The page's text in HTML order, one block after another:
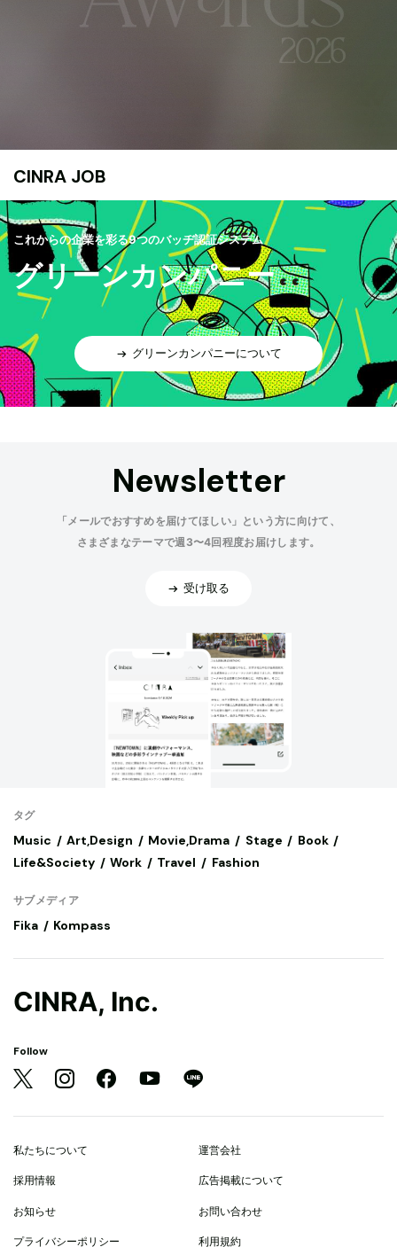
CINRA JOB
これからの企業を彩る9つのバッヂ認証システム
グリーンカンパニー
グリーンカンパニーについて
Newsletter
「メールでおすすめを届けてほしい」という方に向けて、
さまざまなテーマで週3〜4回程度お届けします。
受け取る
タグ
Music Art,Design Movie,Drama Stage
Book
Life&Society
Work Travel Fashion
サブメディア
Fika Kompass
CINRA, Inc.
Follow
私たちについて 運営会社
採用情報 広告掲載について
お知らせ お問い合わせ
プライバシーポリシー 利用規約